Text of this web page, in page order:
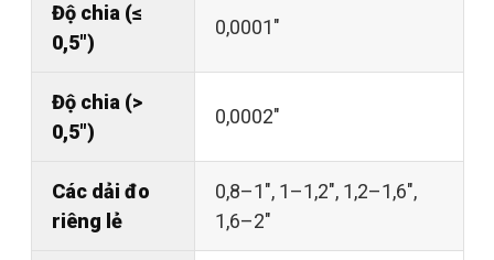
Độ chia (≤
0,5")
0,0001"
Độ chia (>
0,5")
0,0002"
Các dải đo
riêng lẻ
0,8–1", 1–1,2", 1,2–1,6",
1,6–2"